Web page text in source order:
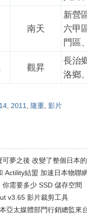
南天
新營
六甲
門區
觀昇
長治
洛鄉
2011 隆重 影片
可夢之後 改變了整個日本
Actility結盟 加速日本物聯
你需要多少 SSD 儲存空間
v3.65 影片裁剪工具
亞太媒體部門行銷總監來